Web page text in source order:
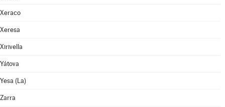
Xeraco
Xeresa
Xirivella
Yátova
Yesa (La)
Zarra